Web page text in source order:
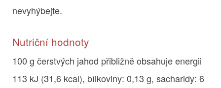
nevyhýbejte.
Nutriční hodnoty
100 g čerstvých jahod přibližně obsahuje energii
113 kJ (31,6 kcal), bílkoviny: 0,13 g, sacharidy: 6